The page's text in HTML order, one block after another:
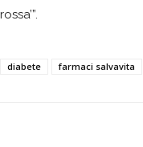
diabete farmaci salvavita